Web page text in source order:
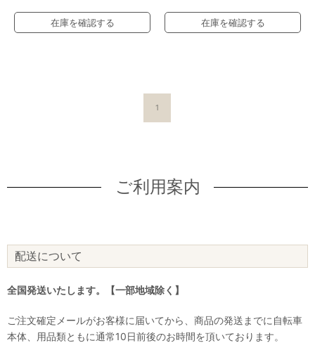
在庫を確認する 在庫を確認する
1
ご利用案内
配送について
全国発送いたします。【一部地域除く】
ご注文確定メールがお客様に届いてから、商品の発送までに自転車
本体、用品類ともに通常10日前後のお時間を頂いております。